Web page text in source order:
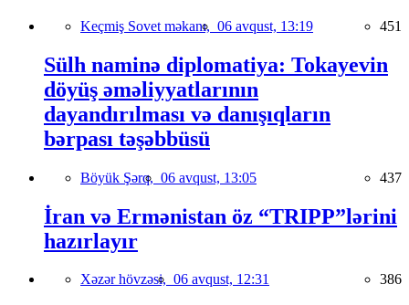
Keçmiş Sovet məkanı, 06 avqust, 13:19 451
Sülh naminə diplomatiya: Tokayevin
döyüş əməliyyatlarının
dayandırılması və danışıqların
bərpası təşəbbüsü
Böyük Şərq, 06 avqust, 13:05 437
İran və Ermənistan öz “TRIPP”lərini
hazırlayır
Xəzər hövzəsi, 06 avqust, 12:31 386